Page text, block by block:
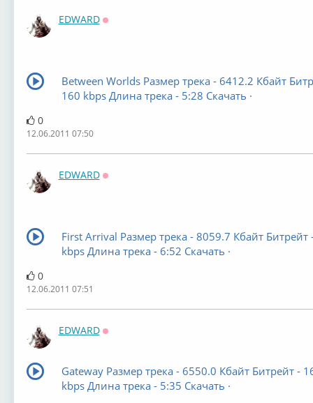
EDWARD
Between Worlds Размер трека - 6412.2 Кбайт
160 kbps Длина трека - 5:28 Скачать ·
0
12.06.2011 07:50
EDWARD
First Arrival Размер трека - 8059.7 Кбайт Битрейт
kbps Длина трека - 6:52 Скачать ·
0
12.06.2011 07:51
EDWARD
Gateway Размер трека - 6550.0 Кбайт Битрейт -
kbps Длина трека - 5:35 Скачать ·